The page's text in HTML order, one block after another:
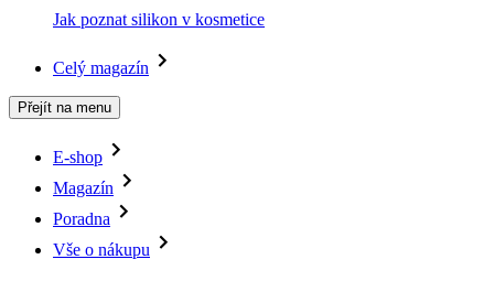
Jak poznat silikon v kosmetice
Celý magazín
Přejít na menu
E-shop
Magazín
Poradna
Vše o nákupu